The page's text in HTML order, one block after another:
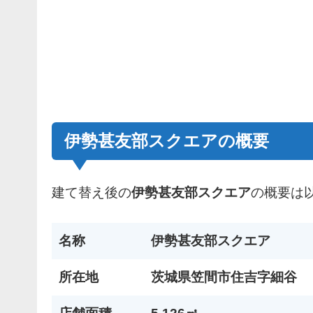
伊勢甚友部スクエアの概要
建て替え後の伊勢甚友部スクエアの概要は
名称 伊勢甚友部スクエア
所在地 茨城県笠間市住吉字細谷